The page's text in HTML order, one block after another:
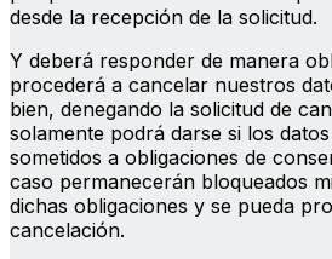
desde la recepción de la solicitud.
Y deberá responder de manera
procederá a cancelar nuestros
bien, denegando la solicitud de
solamente podrá darse si los
sometidos a obligaciones de
caso permanecerán bloqueados
dichas obligaciones y se pueda
cancelación.